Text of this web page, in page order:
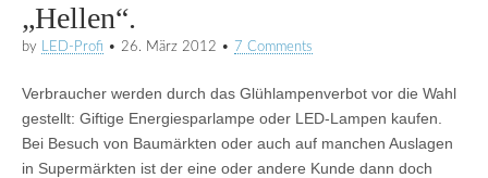
„Hellen“.
by LED-Profi • 26. März 2012 • 7 Comments
Verbraucher werden durch das Glühlampenverbot vor die Wahl
gestellt: Giftige Energiesparlampe oder LED-Lampen kaufen.
Bei Besuch von Baumärkten oder auch auf manchen Auslagen
in Supermärkten ist der eine oder andere Kunde dann doch